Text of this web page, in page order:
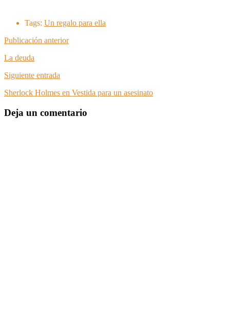
Tags: Un regalo para ella
Publicación anterior
La deuda
Siguiente entrada
Sherlock Holmes en Vestida para un asesinato
Deja un comentario